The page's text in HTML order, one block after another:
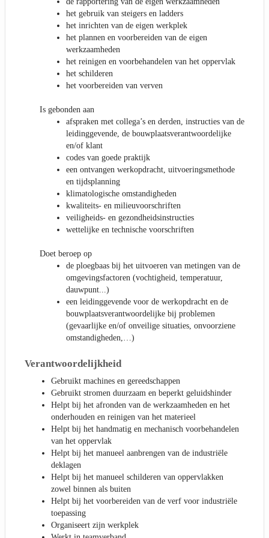
het gebruik van steigers en ladders
het inrichten van de eigen werkplek
het plannen en voorbereiden van de eigen
werkzaamheden
het reinigen en voorbehandelen van het oppervlak
het schilderen
het voorbereiden van verven
Is gebonden aan
afspraken met collega’s en derden, instructies van de
leidinggevende, de bouwplaatsverantwoordelijke
en/of klant
codes van goede praktijk
een ontvangen werkopdracht, uitvoeringsmethode
en tijdsplanning
klimatologische omstandigheden
kwaliteits- en milieuvoorschriften
veiligheids- en gezondheidsinstructies
wettelijke en technische voorschriften
Doet beroep op
de ploegbaas bij het uitvoeren van metingen van de
omgevingsfactoren (vochtigheid, temperatuur,
dauwpunt...)
een leidinggevende voor de werkopdracht en de
bouwplaatsverantwoordelijke bij problemen
(gevaarlijke en/of onveilige situaties, onvoorziene
omstandigheden,…)
Verantwoordelijkheid
Gebruikt machines en gereedschappen
Gebruikt stromen duurzaam en beperkt geluidshinder
Helpt bij het afronden van de werkzaamheden en het
onderhouden en reinigen van het materieel
Helpt bij het handmatig en mechanisch voorbehandelen
van het oppervlak
Helpt bij het manueel aanbrengen van de industriële
deklagen
Helpt bij het manueel schilderen van oppervlakken
zowel binnen als buiten
Helpt bij het voorbereiden van de verf voor industriële
toepassing
Organiseert zijn werkplek